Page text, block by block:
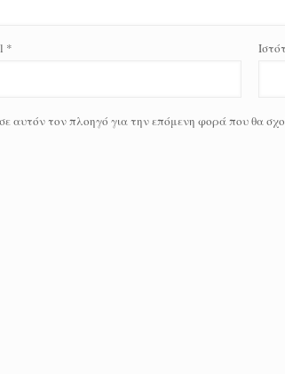
*
αυτόν τον πλοηγό για την επόμενη φορά που θα